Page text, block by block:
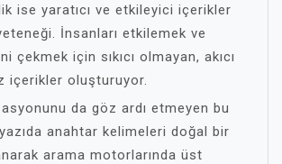
ise yaratıcı ve etkileyici içerikler
İnsanları etkilemek ve
çekmek için sıkıcı olmayan, akıcı
içerikler oluşturuyor.
da göz ardı etmeyen bu
anahtar kelimeleri doğal bir
arama motorlarında üst